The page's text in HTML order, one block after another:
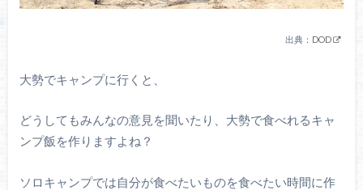
出典： DOD
大勢でキャンプに行くと、
どうしてもみんなの意見を聞いたり、大勢で食べれるキャ
ンプ飯を作りますよね？
ソロキャンプでは自分が食べたいものを食べたい時間に作